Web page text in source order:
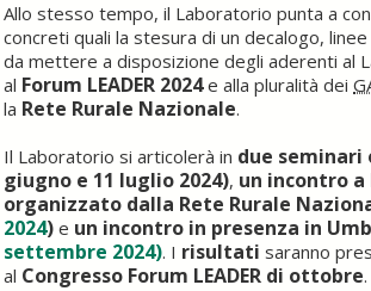
Allo stesso tempo, il Laboratorio punta a
concreti quali la stesura di un decalogo,
da mettere a disposizione degli aderenti al
al Forum LEADER 2024e alla pluralità dei
la Rete Rurale Nazionale.
Il Laboratorio si articolerà in due seminari
giugno e 11 luglio 2024), un incontro a
organizzato dalla Rete Rurale
2024) e un incontro in presenza in
settembre 2024). I risultati saranno
al Congresso Forum LEADER di ottobre.